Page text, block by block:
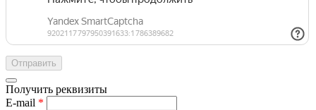
Получить реквизиты
E-mail *